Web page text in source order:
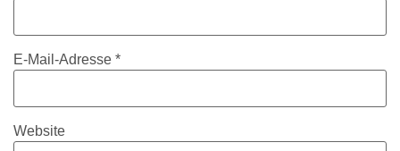
E-Mail-Adresse *
Website